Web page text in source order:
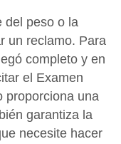
del peso o la
un reclamo. Para
completo y en
el Examen
proporciona una
garantiza la
necesite hacer